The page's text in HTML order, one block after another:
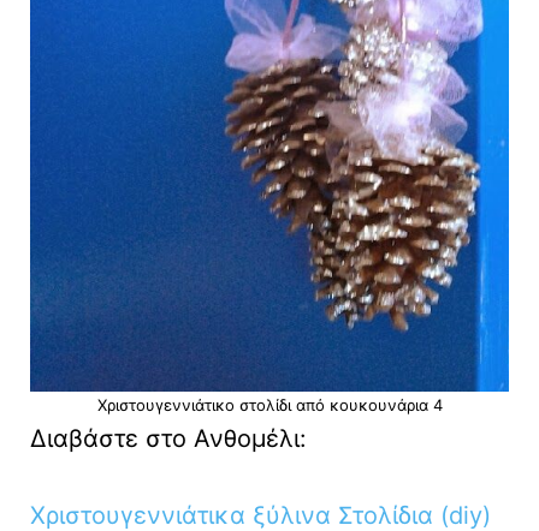
Χριστουγεννιάτικο στολίδι από κουκουνάρια 4
Διαβάστε στο Ανθομέλι:
Χριστουγεννιάτικα ξύλινα Στολίδια (diy)